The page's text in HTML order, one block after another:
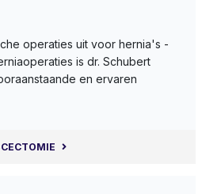
operaties uit voor hernia's -
is dr. Schubert
en ervaren